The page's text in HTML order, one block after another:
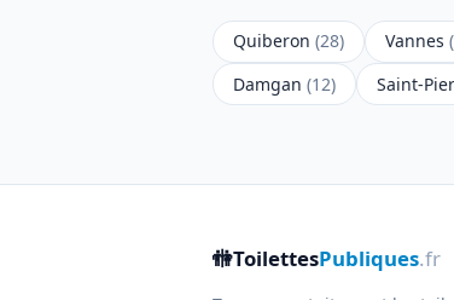
Quiberon (28) Vannes
Damgan (12) Saint-
🚻ToilettesPubliques.fr